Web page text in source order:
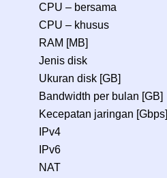
CPU – bersama
CPU – khusus
RAM [MB]
Jenis disk
Ukuran disk [GB]
Bandwidth per bulan [GB]
Kecepatan jaringan [Gbps]
IPv4
IPv6
NAT